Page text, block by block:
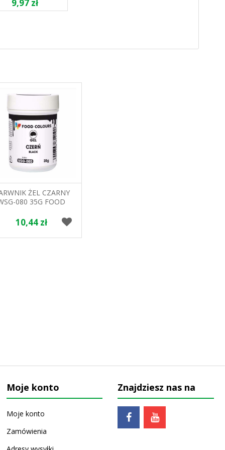
9,97 zł
ŻEL CZARNY
080 35G FOOD
10,44 zł
Moje konto
Moje konto
Zamówienia
Znajdziesz nas na